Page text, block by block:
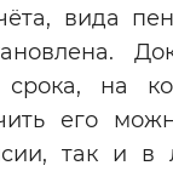
вида
на
его
так и в